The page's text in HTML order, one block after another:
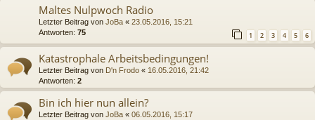
Maltes Nulpwoch Radio
Letzter Beitrag von JoBa « 23.05.2016, 15:21
Antworten: 75 1 2 3 4 5 6
Katastrophale Arbeitsbedingungen!
Letzter Beitrag von D'n Frodo « 16.05.2016, 21:42
Antworten: 2
Bin ich hier nun allein?
Letzter Beitrag von JoBa « 06.05.2016, 15:17